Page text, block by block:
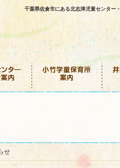
千葉県佐倉市にある北志津児童センター
せ